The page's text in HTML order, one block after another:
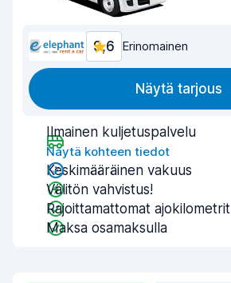
9,6 Erinomainen
Näytä tarjous
Ilmainen kuljetuspalvelu
Näytä kohteen tiedot
Keskimääräinen vakuus
Välitön vahvistus!
Rajoittamattomat ajokilometrit
Maksa osamaksulla